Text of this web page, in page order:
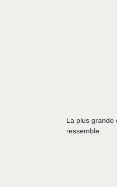
La plus grande
ressemble.